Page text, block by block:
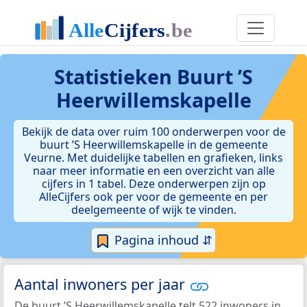
Statistieken Buurt ’S
Heerwillemskapelle
Bekijk de data over ruim 100 onderwerpen voor de
buurt ’S Heerwillemskapelle in de gemeente
Veurne. Met duidelijke tabellen en grafieken, links
naar meer informatie en een overzicht van alle
cijfers in 1 tabel. Deze onderwerpen zijn op
AlleCijfers ook per voor de gemeente en per
deelgemeente of wijk te vinden.
Pagina inhoud ⇵
Aantal inwoners per jaar